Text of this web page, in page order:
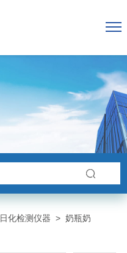
日化检测仪器 >奶瓶奶